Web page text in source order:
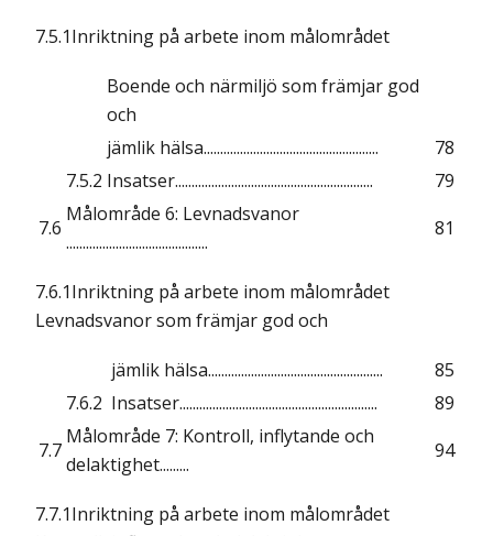
7.5.1Inriktning på arbete inom målområdet
Boende och närmiljö som främjar god
och
jämlik hälsa.....................................................
78
7.5.2 Insatser............................................................
79
7.6
Målområde 6: Levnadsvanor
...........................................
81
7.6.1Inriktning på arbete inom målområdet
Levnadsvanor som främjar god och
jämlik hälsa.....................................................
85
7.6.2 Insatser............................................................
89
7.7
Målområde 7: Kontroll, inflytande och
delaktighet.........
94
7.7.1Inriktning på arbete inom målområdet